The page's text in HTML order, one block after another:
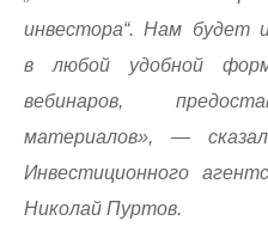
инвестора“. Нам будет
в любой удобной
вебинаров,
материалов», —
Инвестиционного
Николай Пуртов.